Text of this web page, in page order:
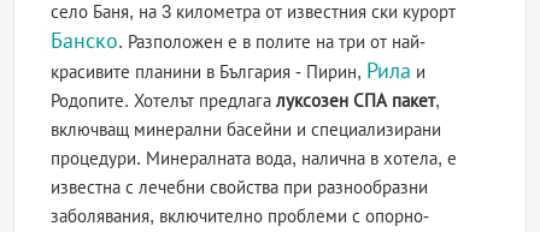
село Баня, на 3 километра от известния ски курорт
Банско. Разположен е в полите на три от най-
красивите планини в България - Пирин, Рила и
Родопите. Хотелът предлагалуксозен СПА пакет,
включващ минерални басейни и специализирани
процедури. Минералната вода, налична в хотела, е
известна с лечебни свойства при разнообразни
заболявания, включително проблеми с опорно-